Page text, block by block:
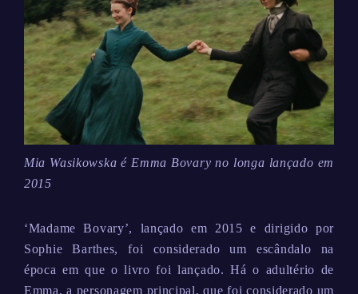
Mia Wasikowska é Emma Bovary no longa lançado em
2015
‘Madame Bovary’, lançado em 2015 e dirigido por
Sophie Barthes, foi considerado um escândalo na
época em que o livro foi lançado. Há o adultério de
Emma, a personagem principal, que foi considerado um